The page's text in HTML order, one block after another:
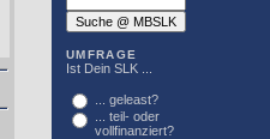
UMFRAGE
Ist Dein SLK ...
... geleast?
... teil- oder
vollfinanziert?